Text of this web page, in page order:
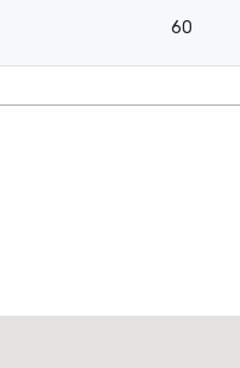
60